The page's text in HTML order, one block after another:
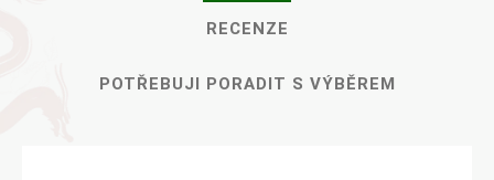
RECENZE
POTŘEBUJI PORADIT S VÝBĚREM